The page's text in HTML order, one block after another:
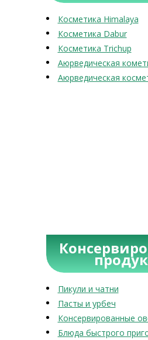
Косметика Himalaya
Косметика Dabur
Косметика Trichup
Аюрведическая
Аюрведическая
Пикули и чатни
Пасты и урбеч
Консервированные
Блюда быстрого